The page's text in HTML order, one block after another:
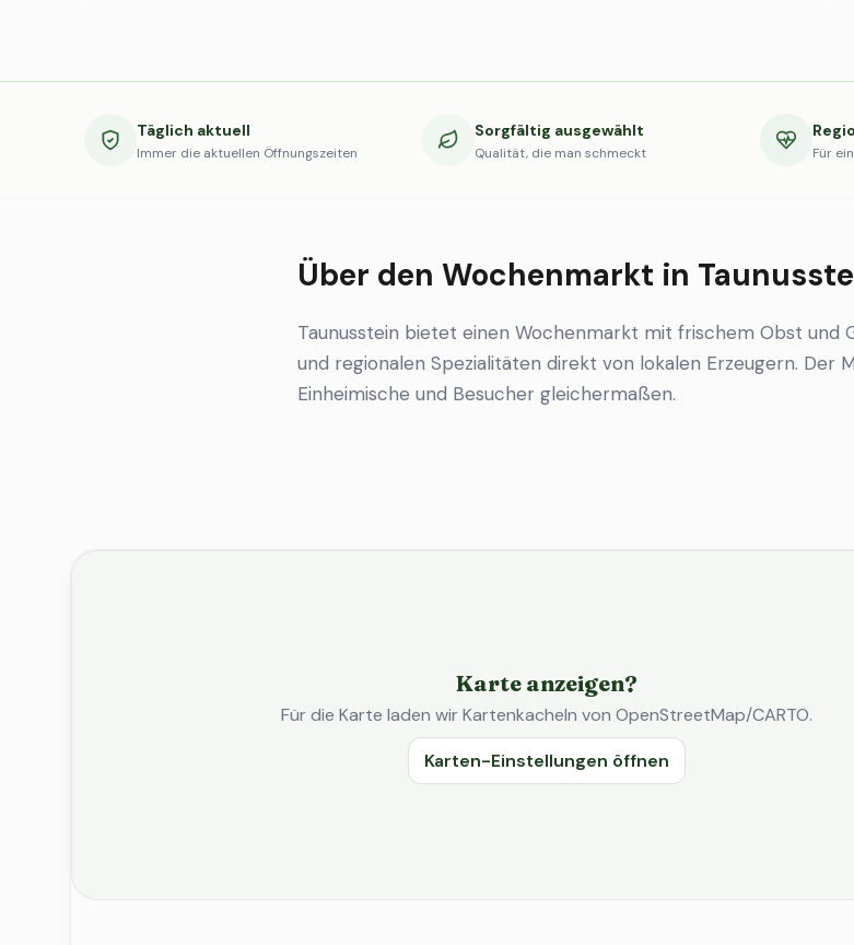
Täglich aktuell
Immer die aktuellen Öffnungszeiten
Sorgfältig ausgewählt
Qualität, die man schmeckt Für
Über den Wochenmarkt in
Taunusstein bietet einen Wochenmarkt mit frischem Obst und
und regionalen Spezialitäten direkt von lokalen Erzeugern.
Einheimische und Besucher gleichermaßen.
Karte anzeigen?
Für die Karte laden wir Kartenkacheln von OpenStreetMap/CARTO.
Karten-Einstellungen öffnen